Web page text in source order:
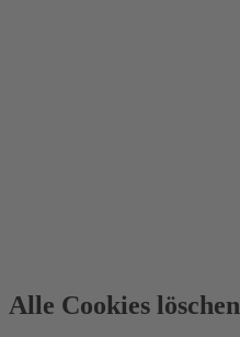
Alle Cookies löschen